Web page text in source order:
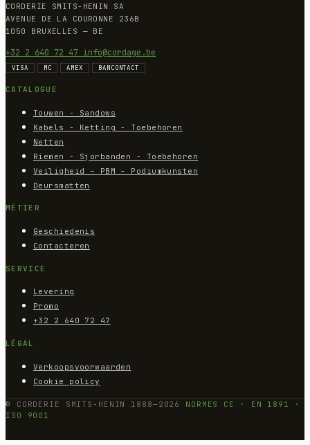
CORDERIE SMITS-HENIN SA
AVENUE DE LA COURONNE 236B
1050 BRUXELLES — BE
+32 2 640 72 47 info@cordage.be
VISA MC AMEX BANCONTACT
CATALOGUE
Touwen - Sandows
Kabels - Ketting - Toebehoren
Netten
Riemen - Sjorbanden - Toebehoren
Veiligheid – PBM – Podiumkunsten
Deursmatten
MÉTIER
Geschiedenis
Contacteren
SERVICE
Levering
Promo
+32 2 640 72 47
LÉGAL
Verkoopsvoorwaarden
Cookie policy
© CORDERIE SMITS-HENIN 1888—2026
NORMES CE · EN 1891 ·
ISO 9001